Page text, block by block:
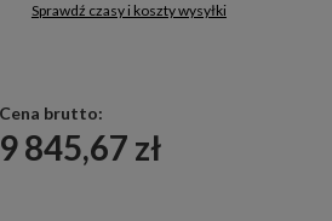
Sprawdź czasy i koszty wysyłki
Cena brutto:
9 845,67 zł